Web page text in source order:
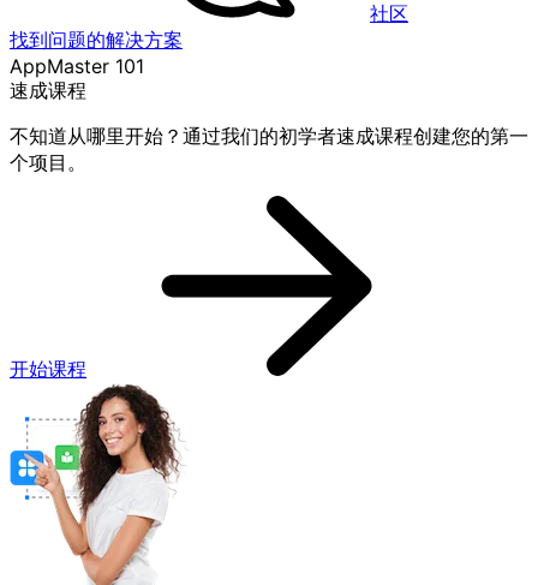
社区
找到问题的解决方案
AppMaster 101
速成课程
不知道从哪里开始？通过我们的初学者速成课程创建您的第一
个项目。
开始课程